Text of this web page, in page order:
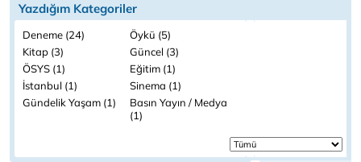
Yazdığım Kategoriler
Deneme (24)
Öykü (5)
Kitap (3)
Güncel (3)
ÖSYS (1)
Eğitim (1)
İstanbul (1)
Sinema (1)
Gündelik Yaşam (1)
Basın Yayın / Medya
(1)